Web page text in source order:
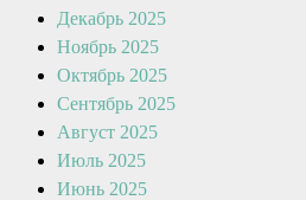
Декабрь 2025
Ноябрь 2025
Октябрь 2025
Сентябрь 2025
Август 2025
Июль 2025
Июнь 2025